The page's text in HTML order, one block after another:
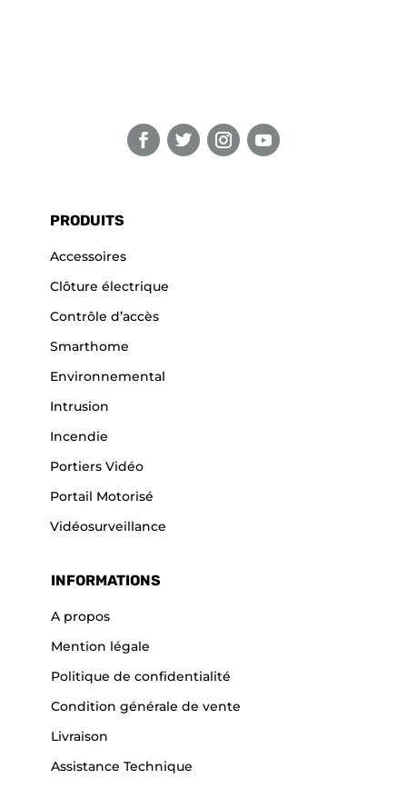
PRODUITS
Accessoires
Clôture électrique
Contrôle d’accès
Smarthome
Environnemental
Intrusion
Incendie
Portiers Vidéo
Portail Motorisé
Vidéosurveillance
INFORMATIONS
A propos
Mention légale
Politique de confidentialité
Condition générale de vente
Livraison
Assistance Technique